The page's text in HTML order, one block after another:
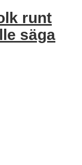
runt
säga